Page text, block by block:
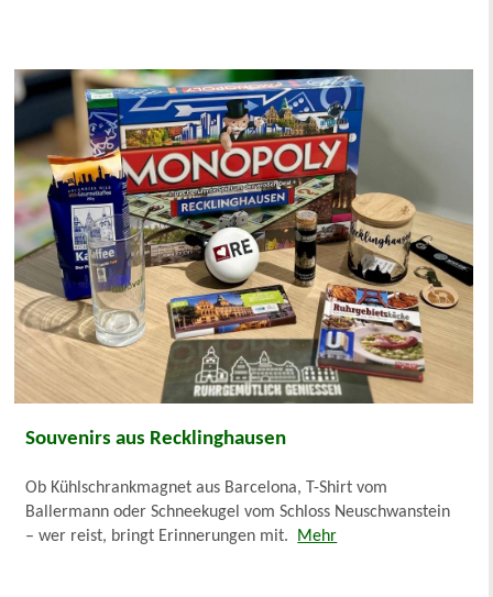
Souvenirs aus Recklinghausen
Ob Kühlschrankmagnet aus Barcelona, T-Shirt vom
Ballermann oder Schneekugel vom Schloss Neuschwanstein
– wer reist, bringt Erinnerungen mit. Mehr